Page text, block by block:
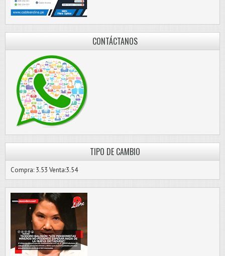
CONTÁCTANOS
TIPO DE CAMBIO
Compra: 3.53 Venta:3.54